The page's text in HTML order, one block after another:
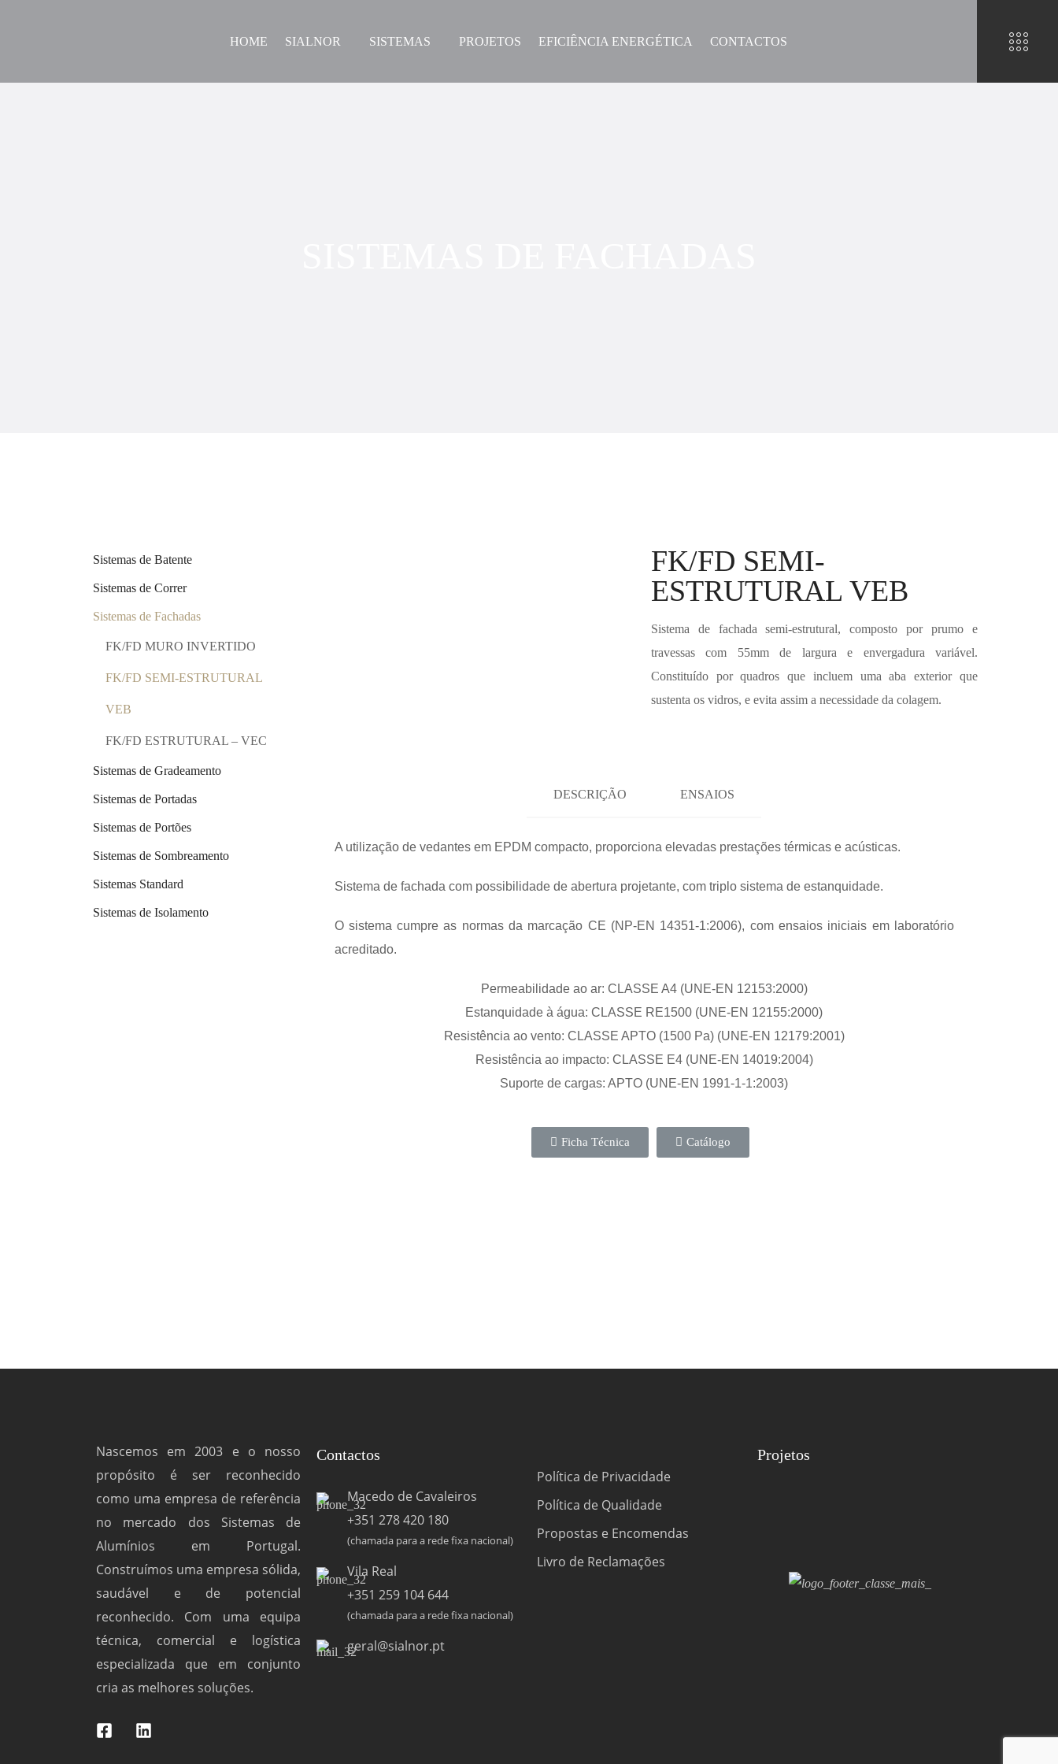
HOME SIALNOR SISTEMAS PROJETOS EFICIÊNCIA ENERGÉTICA CONTACTOS
FK/FD SEMI-
ESTRUTURAL VEB
Sistema de fachada semi-estrutural, composto por prumo e
travessas com 55mm de largura e envergadura variável.
Constituído por quadros que incluem uma aba exterior que
sustenta os vidros, e evita assim a necessidade da colagem.
DESCRIÇÃO ENSAIOS
A utilização de vedantes em EPDM compacto, proporciona elevadas prestações térmicas e acústicas.
Sistema de fachada com possibilidade de abertura projetante, com triplo sistema de estanquidade.
O sistema cumpre as normas da marcação CE (NP-EN 14351-1:2006), com ensaios iniciais em laboratório
acreditado.
Permeabilidade ao ar: CLASSE A4 (UNE-EN 12153:2000)
Estanquidade à água: CLASSE RE1500 (UNE-EN 12155:2000)
Resistência ao vento: CLASSE APTO (1500 Pa) (UNE-EN 12179:2001)
Resistência ao impacto: CLASSE E4 (UNE-EN 14019:2004)
Suporte de cargas: APTO (UNE-EN 1991-1-1:2003)
Ficha Técnica Catálogo
Sistemas de Batente
Sistemas de Correr
Sistemas de Fachadas
FK/FD MURO INVERTIDO
FK/FD SEMI-ESTRUTURAL
VEB
FK/FD ESTRUTURAL – VEC
Sistemas de Gradeamento
Sistemas de Portadas
Sistemas de Portões
Sistemas de Sombreamento
Sistemas Standard
Sistemas de Isolamento
Nascemos em 2003 e o nosso
propósito é ser reconhecido
como uma empresa de referência
no mercado dos Sistemas de
Alumínios em Portugal.
Construímos uma empresa sólida,
saudável e de potencial
reconhecido. Com uma equipa
técnica, comercial e logística
especializada que em conjunto
cria as melhores soluções.
Contactos
Macedo de Cavaleiros
+351 278 420 180
(chamada para a rede fixa nacional)
Vila Real
+351 259 104 644
(chamada para a rede fixa nacional)
geral@sialnor.pt
Política de Privacidade
Política de Qualidade
Propostas e Encomendas
Livro de Reclamações
Projetos